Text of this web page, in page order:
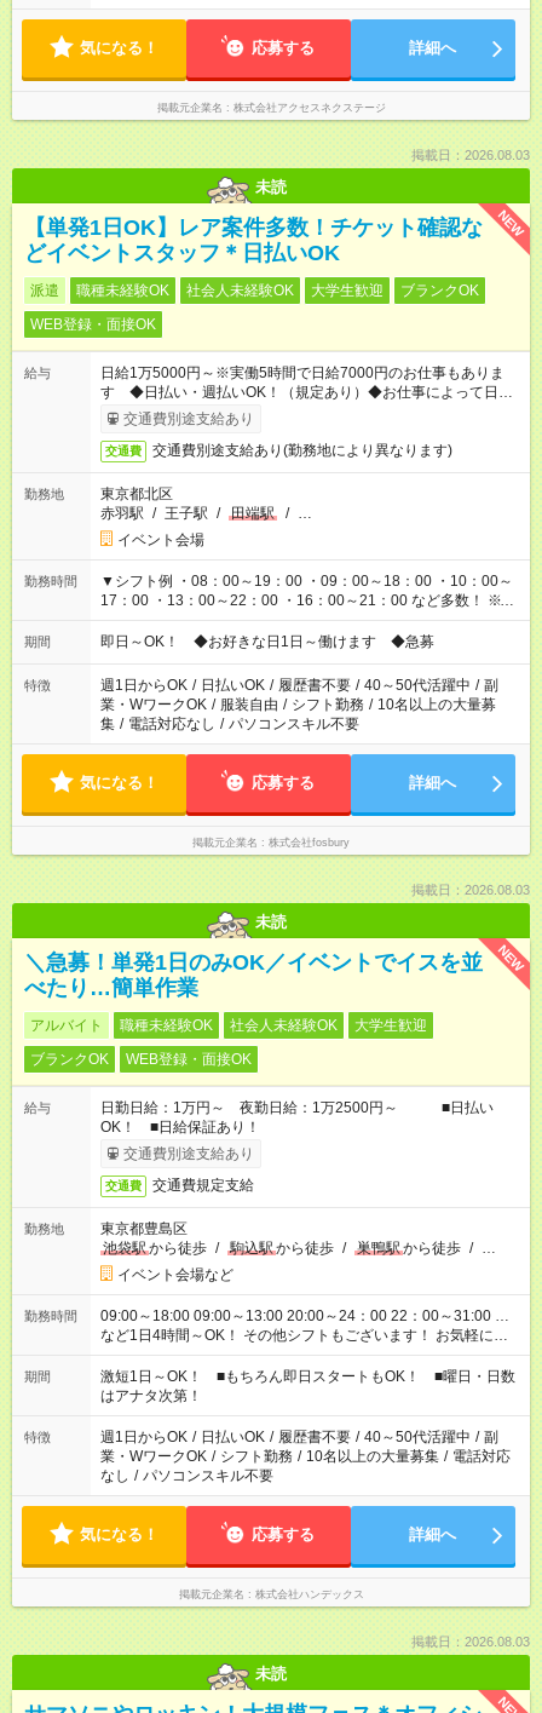
気になる！ 応募する 詳細へ
掲載元企業名 株式会社アクセスネクステージ
掲載日：2026.08.03
未読
NEW
【単発1日OK】レア案件多数！チケット確認な
どイベントスタッフ＊日払いOK
派遣 職種未経験OK 社会人未経験OK 大学生歓迎
ブランクOK
WEB登録・面接OK
給与
日給1万5000円～※実働5時間で日給7000円のお仕事もありま
す ◆日払い・週払いOK！（規定あり）◆お仕事によって日給も
異なります
交通費別途支給あり
交通費 交通費別途支給あり(勤務地により異なります)
勤務地
東京都北区
赤羽駅 / 王子駅 / 田端駅 / …
イベント会場
勤務時間
▼シフト例 ・08：00～19：00 ・09：00～18：00 ・10：00～
17：00 ・13：00～22：00 ・16：00～21：00 など多数！ ※お
仕事により勤務時間が異なります
期間 即日～OK！ ◆お好きな日1日～働けます ◆急募
特徴 週1日からOK / 日払いOK / 履歴書不要 / 40～50代活躍中 / 副
業・WワークOK / 服装自由 / シフト勤務 / 10名以上の大量募
集 / 電話対応なし / パソコンスキル不要
気になる！ 応募する 詳細へ
掲載元企業名 株式会社fosbury
掲載日：2026.08.03
未読
NEW
＼急募！単発1日のみOK／イベントでイスを並
べたり…簡単作業
アルバイト 職種未経験OK 社会人未経験OK
大学生歓迎
ブランクOK
WEB登録・面接OK
給与
日勤日給：1万円～ 夜勤日給：1万2500円～ ■日払い
OK！ ■日給保証あり！
交通費別途支給あり
交通費 交通費規定支給
勤務地
東京都豊島区
池袋駅から徒歩 / 駒込駅から徒歩 / 巣鴨駅から徒歩 / …
イベント会場など
勤務時間
09:00～18:00 09:00～13:00 20:00～24：00 22：00～31:00 …
など1日4時間～OK！ その他シフトもございます！ お気軽にご
相談ください！
期間
激短1日～OK！ ■もちろん即日スタートもOK！ ■曜日・日数
はアナタ次第！
特徴 週1日からOK / 日払いOK / 履歴書不要 / 40～50代活躍中 / 副
業・WワークOK / シフト勤務 / 10名以上の大量募集 / 電話対応
なし / パソコンスキル不要
気になる！ 応募する 詳細へ
掲載元企業名 株式会社ハンデックス
掲載日：2026.08.03
未読